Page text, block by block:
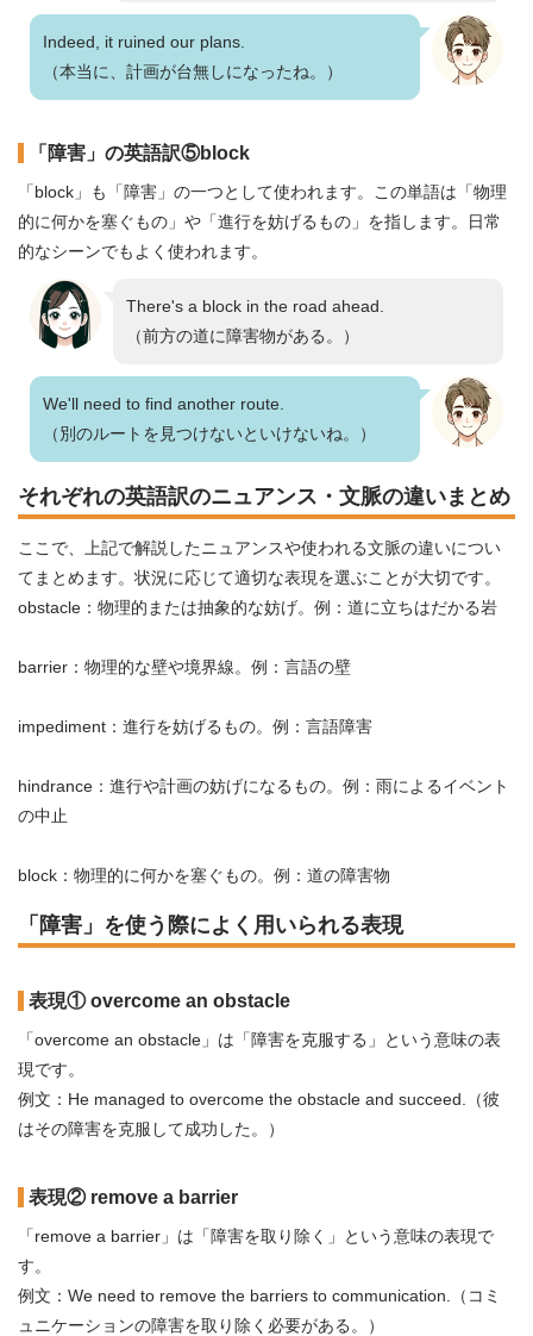
Indeed, it ruined our plans.
（本当に、計画が台無しになったね。）
「障害」の英語訳⑤block
「block」も「障害」の一つとして使われます。この単語は「物理
的に何かを塞ぐもの」や「進行を妨げるもの」を指します。日常
的なシーンでもよく使われます。
There's a block in the road ahead.
（前方の道に障害物がある。）
We'll need to find another route.
（別のルートを見つけないといけないね。）
それぞれの英語訳のニュアンス・文脈の違いまとめ
ここで、上記で解説したニュアンスや使われる文脈の違いについ
てまとめます。状況に応じて適切な表現を選ぶことが大切です。
obstacle：物理的または抽象的な妨げ。例：道に立ちはだかる岩
barrier：物理的な壁や境界線。例：言語の壁
impediment：進行を妨げるもの。例：言語障害
hindrance：進行や計画の妨げになるもの。例：雨によるイベント
の中止
block：物理的に何かを塞ぐもの。例：道の障害物
「障害」を使う際によく用いられる表現
表現① overcome an obstacle
「overcome an obstacle」は「障害を克服する」という意味の表
現です。
例文：He managed to overcome the obstacle and succeed.（彼
はその障害を克服して成功した。）
表現② remove a barrier
「remove a barrier」は「障害を取り除く」という意味の表現で
す。
例文：We need to remove the barriers to communication.（コミ
ュニケーションの障害を取り除く必要がある。）